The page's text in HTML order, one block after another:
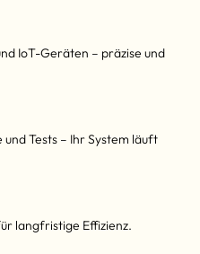
IoT-Geräten – präzise und
Tests – Ihr System läuft
langfristige Effizienz.